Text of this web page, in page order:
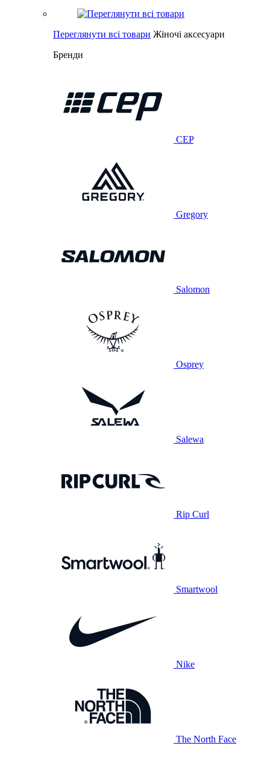
Переглянути всі товари Жіночі аксесуари
Бренди
CEP
Gregory
Salomon
Osprey
Salewa
Rip Curl
Smartwool
Nike
The North Face